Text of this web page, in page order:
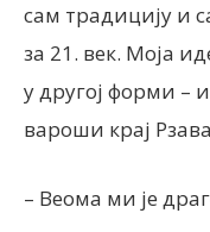
сам традицију и
за 21. век. Моја
у другој форми –
вароши крај
– Веома ми је